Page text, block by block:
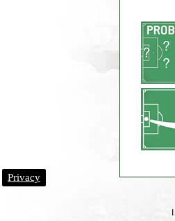
Privacy